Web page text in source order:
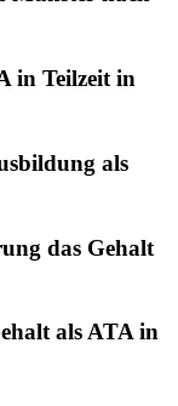
in Teilzeit in
als
das Gehalt
als ATA in